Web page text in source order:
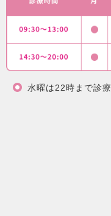
水曜は22時まで診療